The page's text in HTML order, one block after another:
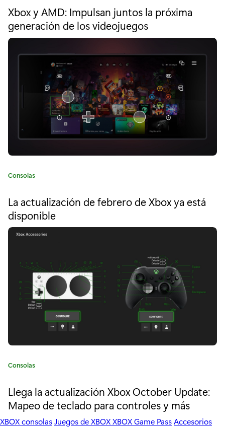
a
l
a
c
i
ó
n
X
b
x
l
l
e
o
n
e
g
o
Xbox y AMD: Impulsan juntos la próxima
generación de los videojuegos
C
e
g
o
Consolas
La actualización de febrero de Xbox ya está
disponible
C
e
g
o
Consolas
Llega la actualización Xbox October Update:
Mapeo de teclado para controles y más
XBOX consolasJuegos de XBOXXBOX Game PassAccesorios